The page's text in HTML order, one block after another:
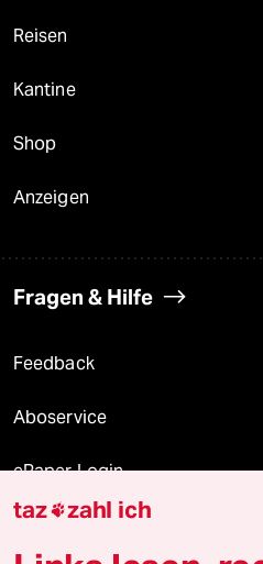
Reisen
Kantine
Shop
Anzeigen
Fragen & Hilfe
Feedback
Aboservice
ePaper Login
Downloads für Abonnierende
taz zahl ich